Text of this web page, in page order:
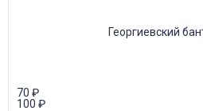
70 ₽
100 ₽